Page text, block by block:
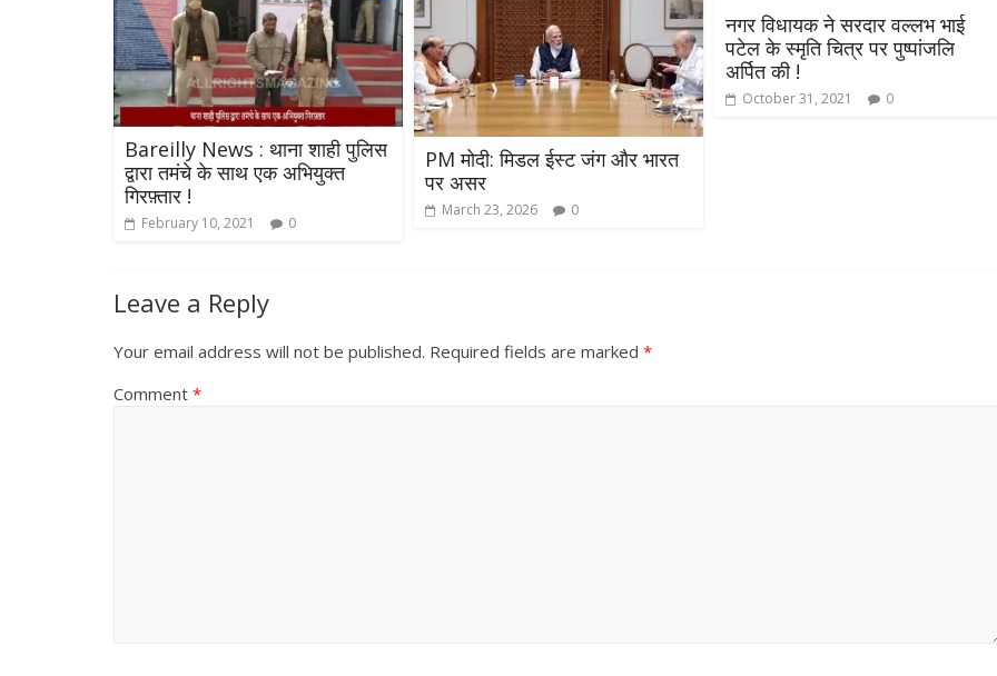
Bareilly News : थाना शाही पुलिस
द्वारा तमंचे के साथ एक अभियुक्त
गिरफ़्तार !
February 10, 2021 0
PM मोदी: मिडल ईस्ट जंग और भारत
पर असर
March 23, 2026 0
नगर विधायक ने सरदार वल्लभ भाई
पटेल के स्मृति चित्र पर पुष्पांजलि
अर्पित की !
October 31, 2021 0
Leave a Reply
Your email address will not be published. Required fields are marked *
Comment *